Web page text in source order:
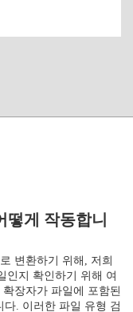
떻게 작동합니
변환하기 위해, 저희
인지 확인하기 위해 여
장자가 파일에 포함된
. 이러한 파일 유형 검